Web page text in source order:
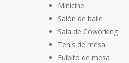
Minicine
Salón de baile
Sala de Coworking
Tenis de mesa
Fulbito de mesa